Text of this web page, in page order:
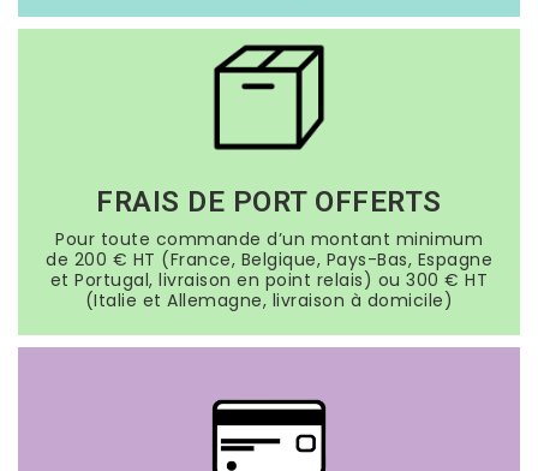
FRAIS DE PORT OFFERTS
Pour toute commande d’un montant minimum
de 200 € HT (France, Belgique, Pays-Bas, Espagne
et Portugal, livraison en point relais) ou 300 € HT
(Italie et Allemagne, livraison à domicile)